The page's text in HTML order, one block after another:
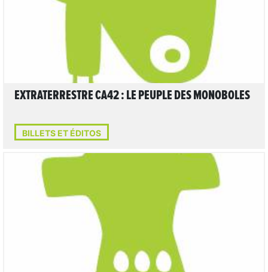
EXTRATERRESTRE CA42 : LE PEUPLE DES MONOBOLES
BILLETS ET ÉDITOS